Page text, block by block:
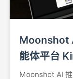
Moonshot
能体平台
Moonshot AI